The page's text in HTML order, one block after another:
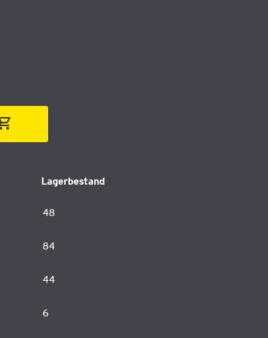
Lagerbestand
48
84
44
6